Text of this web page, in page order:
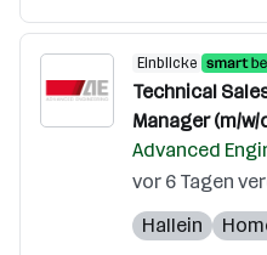
Einblicke
Technical
Manager (m/w/
Advanced
vor 6 Tagen
Hallein